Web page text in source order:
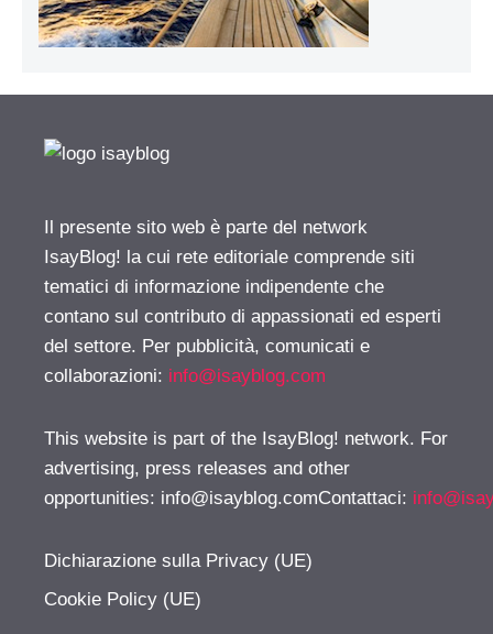
Il presente sito web è parte del network
IsayBlog! la cui rete editoriale comprende siti
tematici di informazione indipendente che
contano sul contributo di appassionati ed esperti
del settore. Per pubblicità, comunicati e
collaborazioni: info@isayblog.com
This website is part of the IsayBlog! network. For
advertising, press releases and other
opportunities: info@isayblog.comContattaci:
Dichiarazione sulla Privacy (UE)
Cookie Policy (UE)